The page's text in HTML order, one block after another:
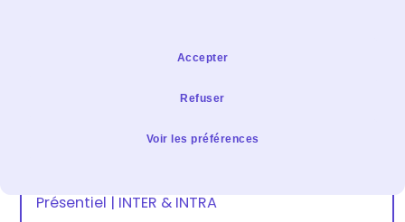
Accepter
Refuser
Voir les préférences
Animer une session
Les outils digitaux pour animer une
Présentiel | INTER & INTRA